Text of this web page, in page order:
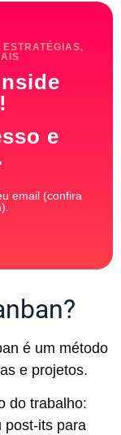
e
email (confira
é um método
e projetos.
do trabalho:
post-its para